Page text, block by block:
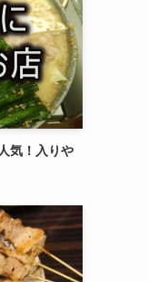
気！入りや